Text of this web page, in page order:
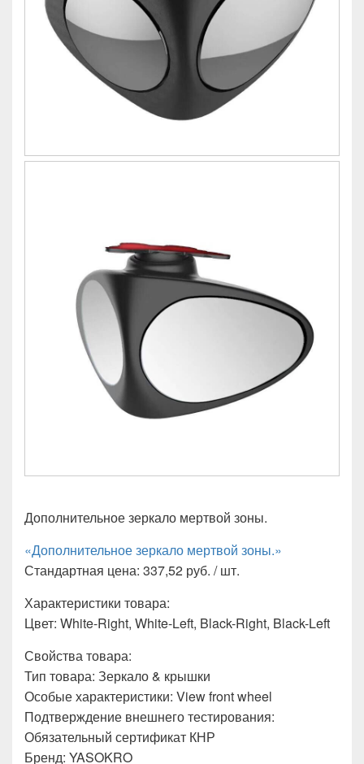
Дополнительное зеркало мертвой зоны.
«Дополнительное зеркало мертвой зоны.»
Стандартная цена: 337,52 руб. / шт.
Характеристики товара:
Цвет: White-Right, White-Left, Black-Right, Black-Left
Свойства товара:
Тип товара: Зеркало & крышки
Особые характеристики: View front wheel
Подтверждение внешнего тестирования:
Обязательный сертификат КНР
Бренд: YASOKRO